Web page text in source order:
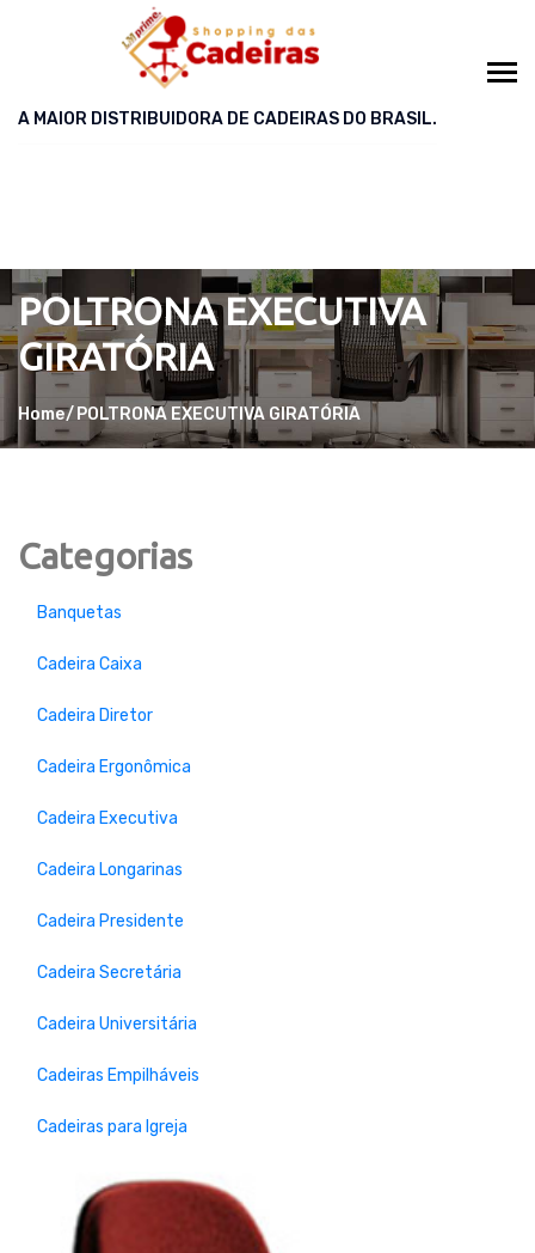
A MAIOR DISTRIBUIDORA DE CADEIRAS DO BRASIL.
POLTRONA EXECUTIVA
GIRATÓRIA
Home POLTRONA EXECUTIVA GIRATÓRIA
Categorias
Banquetas
Cadeira Caixa
Cadeira Diretor
Cadeira Ergonômica
Cadeira Executiva
Cadeira Longarinas
Cadeira Presidente
Cadeira Secretária
Cadeira Universitária
Cadeiras Empilháveis
Cadeiras para Igreja